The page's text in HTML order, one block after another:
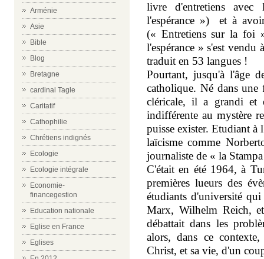
Arménie
Asie
Bible
Blog
Bretagne
cardinal Tagle
Caritatif
Cathophilie
Chrétiens indignés
Ecologie
Ecologie intégrale
Economie-
financegestion
Education nationale
Eglise en France
Eglises
livre d'entretiens
l'espérance ») et à
(« Entretiens sur la foi
l'espérance » s'est
traduit en 53 langues !
Pourtant, jusqu'à l'âge
catholique. Né dans
cléricale, il a grandi et
indifférente au mystère
puisse exister. Etudiant à
laïcisme comme
journaliste de « la
C'était en été 1964, à
premières lueurs des
étudiants d'université
Marx, Wilhelm Reich,
débattait dans les
alors, dans ce
Christ, et sa vie, d'un